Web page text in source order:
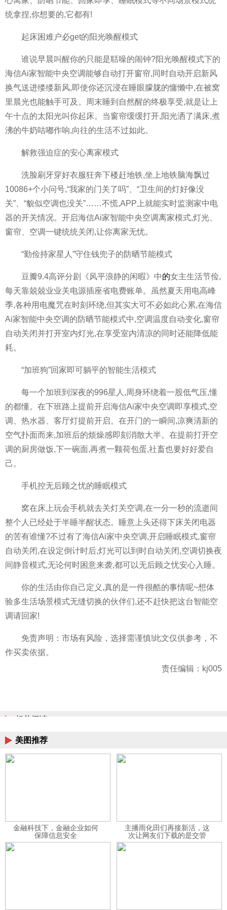
统拿捏,你想要的,它都有!
起床困难户必get的阳光唤醒模式
谁说早晨叫醒你的只能是聒噪的闹钟?阳光唤醒模式下的
海信Ai家智能中央空调能够自动打开窗帘,同时自动开启新风
换气送进缕缕新风,即使你还沉浸在睡眼朦胧的慵懒中,在被窝
里晨光也能触手可及。周末睡到自然醒的终极享受,就是让上
午十点的太阳光叫你起床。当窗帘缓缓打开,阳光洒了满床,煮
沸的牛奶咕嘟作响,向往的生活不过如此。
解救强迫症的安心离家模式
洗脸刷牙穿好衣服狂奔下楼赶地铁,坐上地铁脑海飘过
10086+个小问号,“我家的门关了吗”、“卫生间的灯好像没
关”、“貌似空调也没关”……不慌,APP上就能实时监测家中电
器的开关情况。开启海信Ai家智能中央空调离家模式,灯光、
窗帘、空调一键统统关闭,让你离家无忧。
“勤俭持家星人”守住钱兜子的防晒节能模式
豆瓣9.4高评分剧《风平浪静的闲暇》中的女主生活节俭,
每天靠兢兢业业关电源插座省电费账单。虽然夏天用电高峰
季,各种用电魔咒在时刻环绕,但其实大可不必如此心累,在海信
Ai家智能中央空调的防晒节能模式中,空调温度自动变化,窗帘
自动关闭并打开室内灯光,在享受室内清凉的同时还能降低能
耗。
“加班狗”回家即可躺平的智能生活模式
每一个加班到深夜的996星人,周身环绕着一股低气压,懂
的都懂。在下班路上提前开启海信Ai家中央空调即享模式,空
调、热水器、客厅灯提前开启。在开门的一瞬间,凉爽清新的
空气扑面而来,加班后的烦燥感即刻消散大半。在提前打开空
调的厨房做饭,下一碗面,再煮一颗荷包蛋,社畜也要好好爱自
己。
手机控无后顾之忧的睡眠模式
窝在床上玩会手机就去关灯关空调,在一分一秒的流逝间
整个人已经处于半睡半醒状态。睡意上头还得下床关闭电器
的苦有谁懂?不过有了海信Ai家中央空调,开启睡眠模式,窗帘
自动关闭,在设定倒计时后,灯光可以到时自动关闭,空调切换夜
间静音模式,无论何时困意来袭,都可以无后顾之忧安心入睡。
你的生活由你自己定义,真的是一件很酷的事情呢~想体
验多生活场景模式无缝切换的伙伴们,还不赶快把这台智能空
调请回家!
免责声明：市场有风险，选择需谨慎!此文仅供参考，不
作买卖依据。
责任编辑：kj005
相关阅读
美图推荐
金融科技下，金融企业如何
保障信息安全
主播雨化田们再接新活，这
次让网友们下载的是交管
12123APP